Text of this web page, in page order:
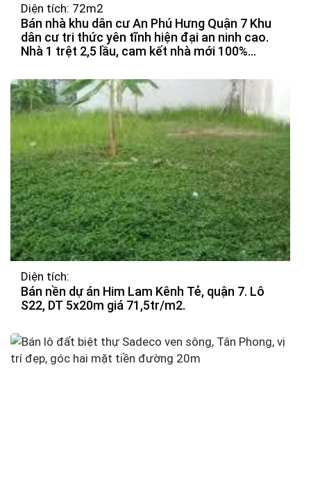
Diện tích: 72m2
Bán nhà khu dân cư An Phú Hưng Quận 7 Khu
dân cư tri thức yên tĩnh hiện đại an ninh cao.
Nhà 1 trệt 2,5 lầu, cam kết nhà mới 100%
chắn. Các phòng được bố trí hợp lý.
Diện tích:
Bán nền dự án Him Lam Kênh Tẻ, quận 7. Lô
S22, DT 5x20m giá 71,5tr/m2.